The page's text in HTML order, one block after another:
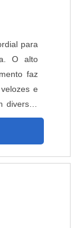
para
O alto
faz
e
contar
em
O